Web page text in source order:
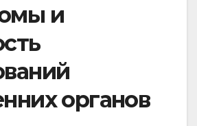
и
органов